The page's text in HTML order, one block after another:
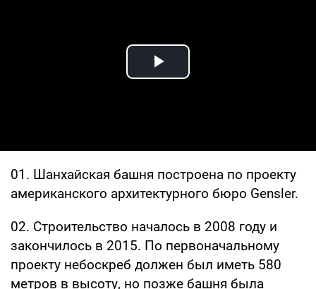
Play Video
01. Шанхайская башня построена по проекту
американского архитектурного бюро Gensler.
02. Строительство началось в 2008 году и
закончилось в 2015. По первоначальному
проекту небоскреб должен был иметь 580
метров в высоту, но позже башня была